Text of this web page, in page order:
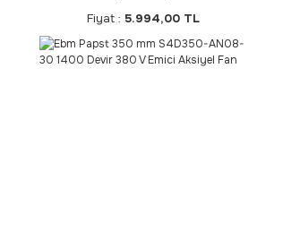
Fiyat : 5.994,00 TL